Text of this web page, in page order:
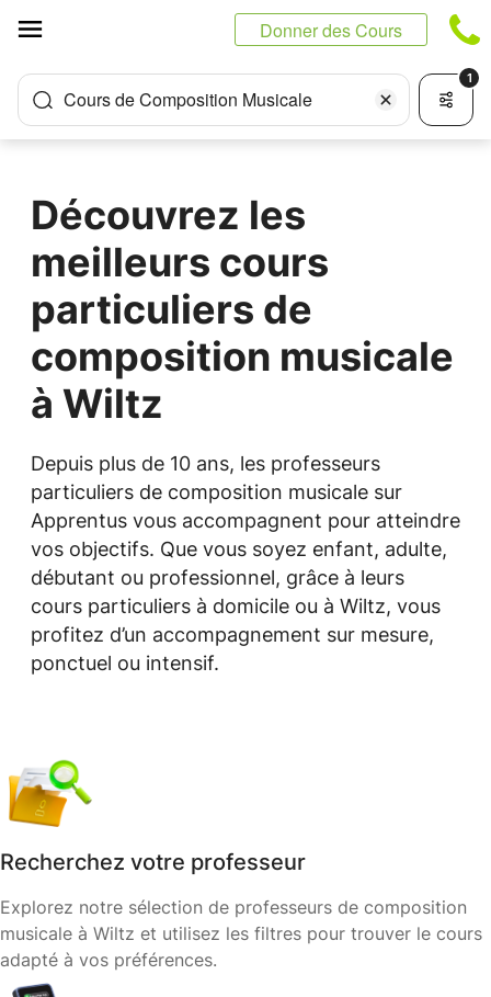
Donner des Cours
Cours de Composition Musicale
1
Découvrez les
meilleurs cours
particuliers de
composition musicale
à Wiltz
Depuis plus de 10 ans, les professeurs
particuliers de composition musicale sur
Apprentus vous accompagnent pour atteindre
vos objectifs. Que vous soyez enfant, adulte,
débutant ou professionnel, grâce à leurs
cours particuliers à domicile ou à Wiltz, vous
profitez d’un accompagnement sur mesure,
ponctuel ou intensif.
Recherchez votre professeur
Explorez notre sélection de professeurs de composition
musicale à Wiltz et utilisez les filtres pour trouver le cours
adapté à vos préférences.